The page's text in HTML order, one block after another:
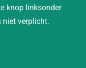
knop linksonder
niet verplicht.